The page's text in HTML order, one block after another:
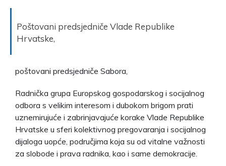
Poštovani predsjedniče Vlade Republike
Hrvatske,
poštovani predsjedniče Sabora,
Radnička grupa Europskog gospodarskog i socijalnog
odbora s velikim interesom i dubokom brigom prati
uznemirujuće i zabrinjavajuće korake Vlade Republike
Hrvatske u sferi kolektivnog pregovaranja i socijalnog
dijaloga uopće, područjima koja su od vitalne važnosti
za slobode i prava radnika, kao i same demokracije.